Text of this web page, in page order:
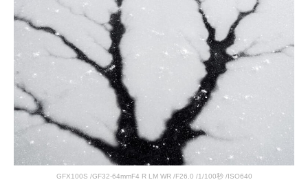
GFX100S /GF32-64mmF4 R LM WR /F26.0 /1/100秒 /ISO640